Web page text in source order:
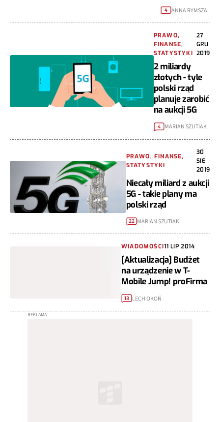
4 ANNA RYMSZA
PRAWO,
FINANSE,
STATYSTYKI
27
GRU
2019
2 miliardy
złotych - tyle
polski rząd
planuje zarobić
na aukcji 5G
4 MARIAN SZUTIAK
PRAWO, FINANSE,
STATYSTYKI
30
SIE
2019
Niecały miliard z aukcji
5G - takie plany ma
polski rząd
22 MARIAN SZUTIAK
WIADOMOŚCI11 LIP 2014
[Aktualizacja] Budżet
na urządzenie w T-
Mobile Jump! proFirma
13 LECH OKOŃ